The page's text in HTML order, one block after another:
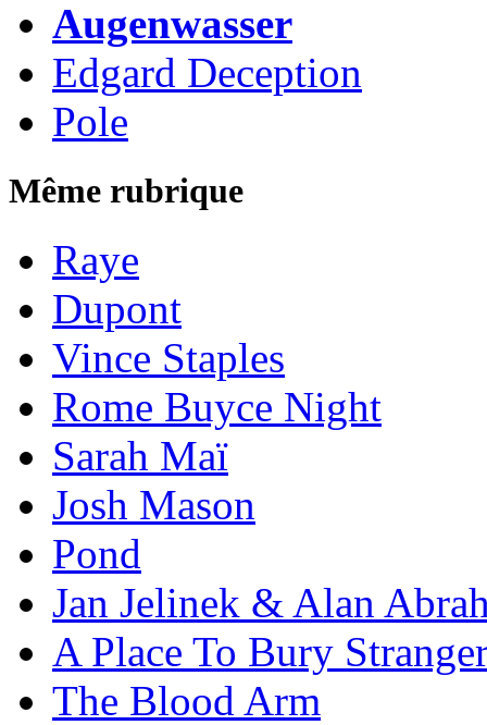
Augenwasser
Edgard Deception
Pole
Même rubrique
Raye
Dupont
Vince Staples
Rome Buyce Night
Sarah Maï
Josh Mason
Pond
Jan Jelinek & Alan
A Place To Bury
The Blood Arm